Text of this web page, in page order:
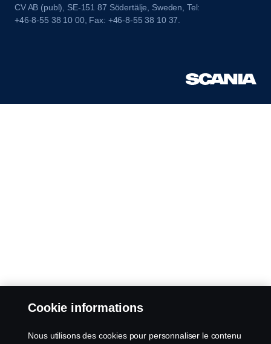
CV AB (publ), SE-151 87 Södertälje, Sweden, Tel:
+46-8-55 38 10 00, Fax: +46-8-55 38 10 37.
Cookie informations
Nous utilisons des cookies pour personnaliser le contenu